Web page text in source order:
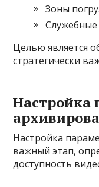
Зоны
Целью является
стратегически
Настройка
Настройка
важный этап,
доступность